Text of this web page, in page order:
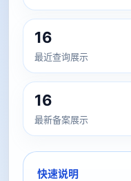
16
最近查询展示
16
最新备案展示
快速说明